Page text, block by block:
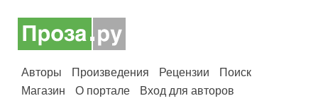
Авторы Произведения Рецензии
Поиск
Магазин
О портале Вход для авторов